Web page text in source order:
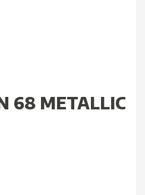
68 METALLIC